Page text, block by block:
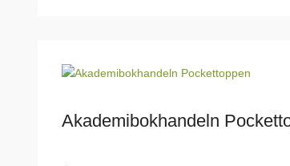
Akademibokhandeln